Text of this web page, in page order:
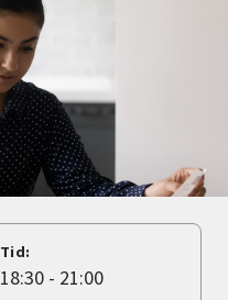
Tid:
18:30 - 21:00